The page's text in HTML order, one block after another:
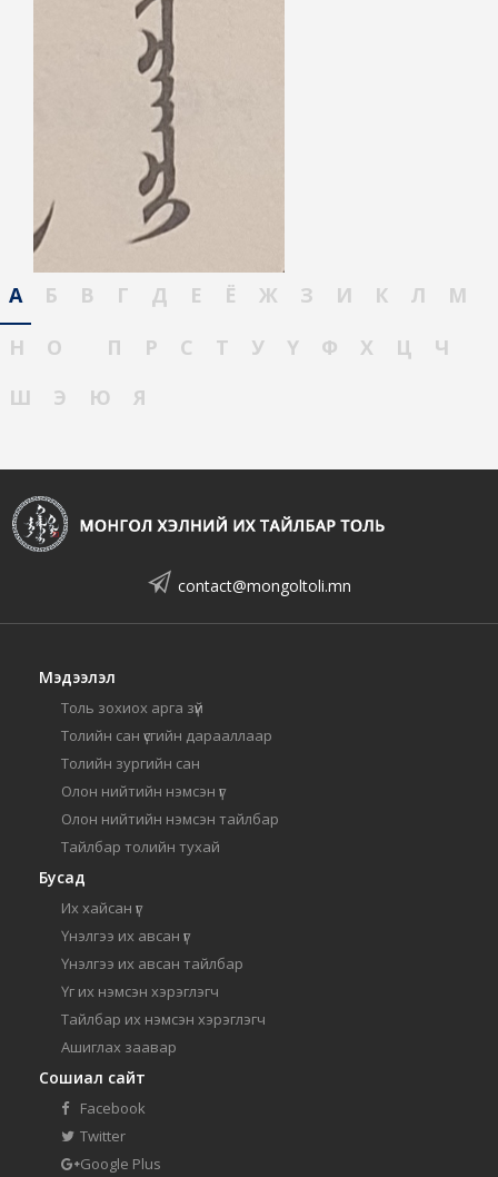
А Б В Г Д Е Ё Ж З И К Л
М
Н
О П Р С Т У Ү Ф Х Ц
Ч
Ш
Э Ю Я
contact@mongoltoli.mn
Мэдээлэл
Толь зохиох арга зүй
Толийн сан үсгийн дарааллаар
Толийн зургийн сан
Олон нийтийн нэмсэн үг
Олон нийтийн нэмсэн тайлбар
Тайлбар толийн тухай
Бусад
Их хайсан үг
Үнэлгээ их авсан үг
Үнэлгээ их авсан тайлбар
Үг их нэмсэн хэрэглэгч
Тайлбар их нэмсэн хэрэглэгч
Ашиглах заавар
Сошиал сайт
Facebook
Twitter
Google Plus